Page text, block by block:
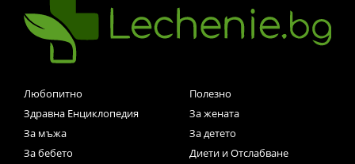
Любопитно
Полезно
Здравна Енциклопедия
За жената
За мъжа
За детето
За бебето
Диети и Отслабване